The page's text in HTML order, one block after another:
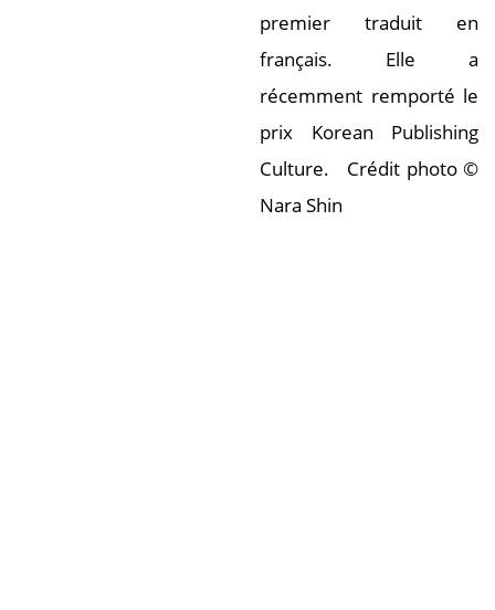
premier traduit en
français. Elle a
récemment remporté le
prix Korean Publishing
Culture. Crédit photo ©
Nara Shin